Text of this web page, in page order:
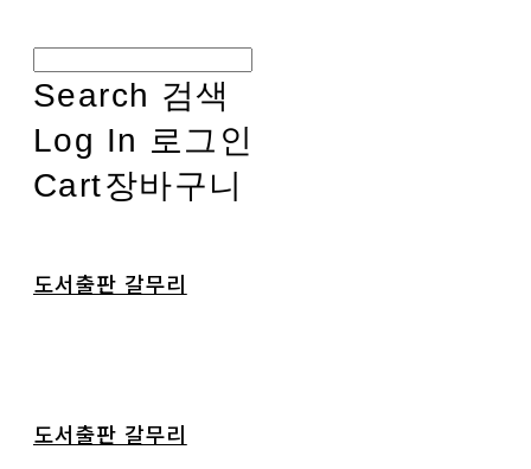
Search 검색
Log In 로그인
Cart장바구니
도서출판 갈무리
도서출판 갈무리